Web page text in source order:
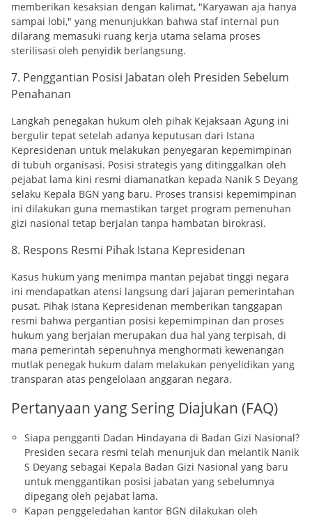
memberikan kesaksian dengan kalimat, "Karyawan aja hanya
sampai lobi," yang menunjukkan bahwa staf internal pun
dilarang memasuki ruang kerja utama selama proses
sterilisasi oleh penyidik berlangsung.
7. Penggantian Posisi Jabatan oleh Presiden Sebelum
Penahanan
Langkah penegakan hukum oleh pihak Kejaksaan Agung ini
bergulir tepat setelah adanya keputusan dari Istana
Kepresidenan untuk melakukan penyegaran kepemimpinan
di tubuh organisasi. Posisi strategis yang ditinggalkan oleh
pejabat lama kini resmi diamanatkan kepada Nanik S Deyang
selaku Kepala BGN yang baru. Proses transisi kepemimpinan
ini dilakukan guna memastikan target program pemenuhan
gizi nasional tetap berjalan tanpa hambatan birokrasi.
8. Respons Resmi Pihak Istana Kepresidenan
Kasus hukum yang menimpa mantan pejabat tinggi negara
ini mendapatkan atensi langsung dari jajaran pemerintahan
pusat. Pihak Istana Kepresidenan memberikan tanggapan
resmi bahwa pergantian posisi kepemimpinan dan proses
hukum yang berjalan merupakan dua hal yang terpisah, di
mana pemerintah sepenuhnya menghormati kewenangan
mutlak penegak hukum dalam melakukan penyelidikan yang
transparan atas pengelolaan anggaran negara.
Pertanyaan yang Sering Diajukan (FAQ)
Siapa pengganti Dadan Hindayana di Badan Gizi Nasional?
Presiden secara resmi telah menunjuk dan melantik Nanik
S Deyang sebagai Kepala Badan Gizi Nasional yang baru
untuk menggantikan posisi jabatan yang sebelumnya
dipegang oleh pejabat lama.
Kapan penggeledahan kantor BGN dilakukan oleh